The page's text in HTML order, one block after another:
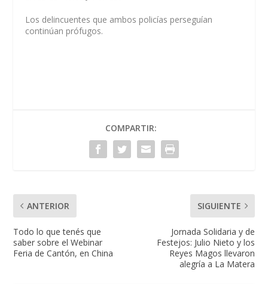
Los delincuentes que ambos policías perseguían
continúan prófugos.
COMPARTIR:
ANTERIOR
Todo lo que tenés que
saber sobre el Webinar
Feria de Cantón, en China
SIGUIENTE
Jornada Solidaria y de
Festejos: Julio Nieto y los
Reyes Magos llevaron
alegría a La Matera